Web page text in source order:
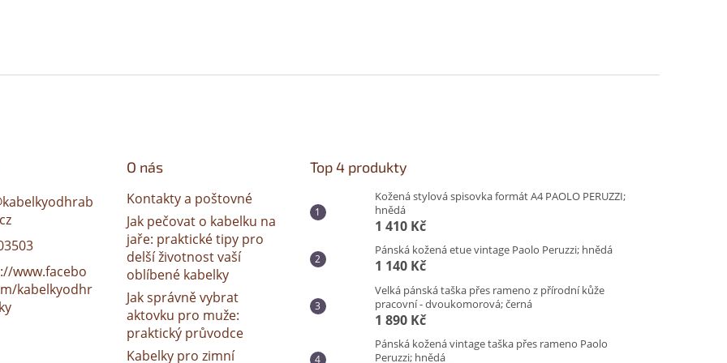
kabelkyodhrab
www.facebo
kabelkyodhr
O nás
Kontakty a poštovné
Jak pečovat o kabelku na
jaře: praktické tipy pro
delší životnost vaší
oblíbené kabelky
Jak správně vybrat
aktovku pro muže:
praktický průvodce
Kabelky pro zimní
Top 4 produkty
Kožená stylová spisovka formát A4 PAOLO PERUZZI;
hnědá
1 410 Kč
Pánská kožená etue vintage Paolo Peruzzi; hnědá
1 140 Kč
Velká pánská taška přes rameno z přírodní kůže
pracovní - dvoukomorová; černá
1 890 Kč
Pánská kožená vintage taška přes rameno Paolo
Peruzzi; hnědá